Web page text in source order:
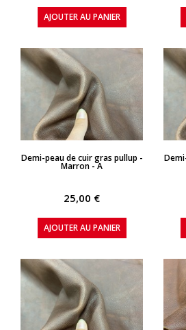
AJOUTER AU PANIER
APERÇU RAPIDE
Demi-peau de cuir gras pullup -
Marron - A
25,00 €
AJOUTER AU PANIER